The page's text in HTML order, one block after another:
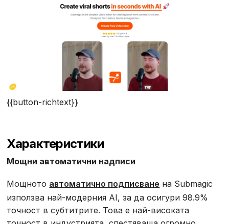
{{button-richtext}}
Характеристики
Мощни автоматични надписи
Мощното автоматично подписване на Submagic
използва най-модерния AI, за да осигури 98.9%
точност в субтитрите. Това е най-високата